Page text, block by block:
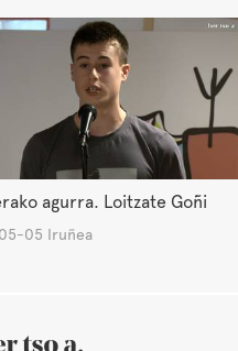
agurra. Loitzate Goñi
05 Iruñea